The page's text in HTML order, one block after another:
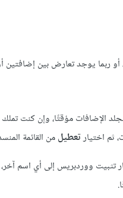
ربما يوجد تعارض بين
الإضافات مؤقتًا، وإن كنت
ثم اختيارتعطيلمن القائمة